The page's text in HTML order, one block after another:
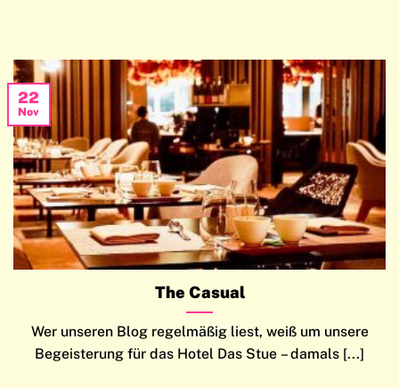
The Casual
Wer unseren Blog regelmäßig liest, weiß um unsere
Begeisterung für das Hotel Das Stue – damals [...]
22
Nov